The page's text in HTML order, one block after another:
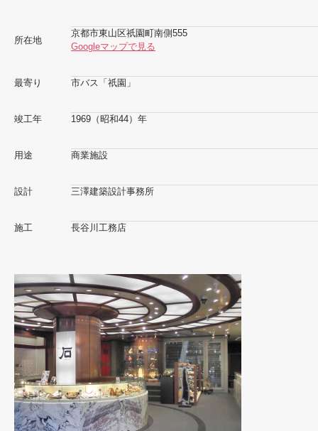
所在地
京都市東山区祇園町南側555
Googleマップで見る
最寄り 市バス「祇園」
竣工年 1969（昭和44）年
用途 商業施設
設計 三澤建築設計事務所
施工 長谷川工務店